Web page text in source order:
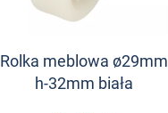
Rolka meblowa ø29mm
h-32mm biała